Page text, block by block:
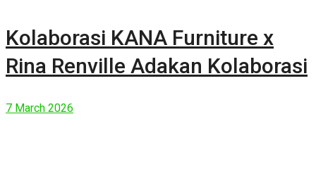
Kolaborasi KANA Furniture x
Rina Renville Adakan Kolaborasi
7 March 2026